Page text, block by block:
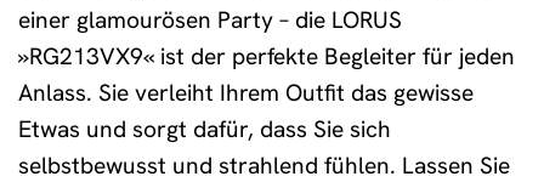
einer glamourösen Party – die LORUS
»RG213VX9« ist der perfekte Begleiter für jeden
Anlass. Sie verleiht Ihrem Outfit das gewisse
Etwas und sorgt dafür, dass Sie sich
selbstbewusst und strahlend fühlen. Lassen Sie